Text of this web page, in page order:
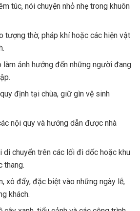
túc, nói chuyện nhỏ nhẹ trong khuôn
tượng thờ, pháp khí hoặc các hiện vật
làm ảnh hưởng đến những người đang
định tại chùa, giữ gìn vệ sinh
nội quy và hướng dẫn được nhà
di chuyển trên các lối đi dốc hoặc khu
thang.
xô đẩy, đặc biệt vào những ngày lễ,
khách.